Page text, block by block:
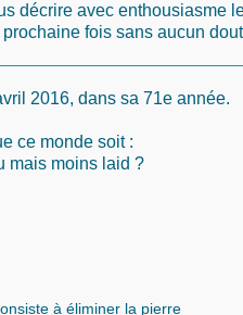
décrire avec enthousiasme
fois sans aucun
2016, dans sa 71e année.
ce monde soit :
mais moins laid ?
à éliminer la pierre